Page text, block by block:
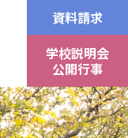
資料請求
学校説明会
公開行事